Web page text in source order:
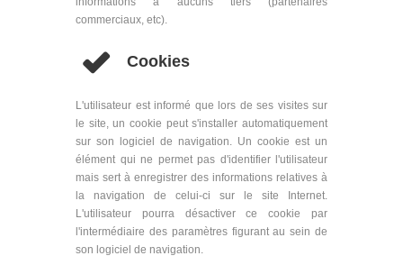
commerciaux, etc).
Cookies
L'utilisateur est informé que lors de ses visites sur
le site, un cookie peut s'installer automatiquement
sur son logiciel de navigation. Un cookie est un
élément qui ne permet pas d'identifier l'utilisateur
mais sert à enregistrer des informations relatives à
la navigation de celui-ci sur le site Internet.
L'utilisateur pourra désactiver ce cookie par
l'intermédiaire des paramètres figurant au sein de
son logiciel de navigation.